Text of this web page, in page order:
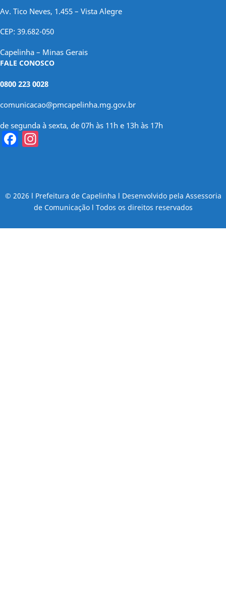
Av. Tico Neves, 1.455 – Vista Alegre
CEP: 39.682-050
Capelinha – Minas Gerais
FALE CONOSCO
0800 223 0028
comunicacao@pmcapelinha.mg.gov.br
de segunda à sexta, de 07h às 11h e 13h às 17h
Facebook
© 2026 l Prefeitura de Capelinha l Desenvolvido pela Assessoria
de Comunicação l Todos os direitos reservados